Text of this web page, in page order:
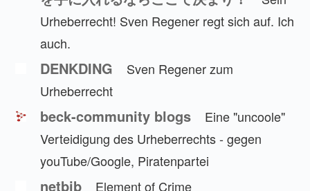
Urheberrecht! Sven Regener regt sich auf. Ich
auch.
DENKDING
Sven Regener zum
Urheberrecht
beck-community blogs
Eine "uncoole"
Verteidigung des Urheberrechts - gegen
youTube/Google, Piratenpartei
netbib Element of Crime